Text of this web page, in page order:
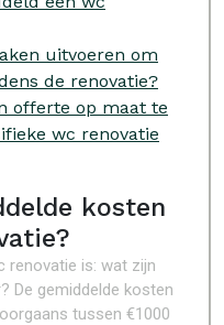
uitvoeren om
de renovatie?
offerte op maat te
wc renovatie
kosten
renovatie is: wat zijn
De gemiddelde kosten
tussen €1000